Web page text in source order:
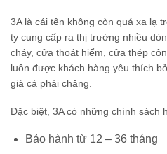
3A là cái tên không còn quá xa lạ
ty cung cấp ra thị trường nhiều
cháy, cửa thoát hiểm, cửa thép
luôn được khách hàng yêu thích
giá cả phải chăng.
Đặc biệt, 3A có những chính sách
Bảo hành từ 12 – 36 tháng